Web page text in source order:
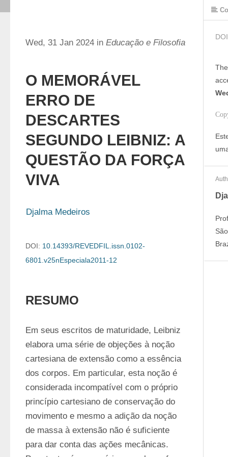
Wed, 31 Jan 2024 in Educação e Filosofia
O MEMORÁVEL
ERRO DE
DESCARTES
SEGUNDO LEIBNIZ: A
QUESTÃO DA FORÇA
VIVA
Djalma Medeiros
DOI: 10.14393/REVEDFIL.issn.0102-
6801.v25nEspeciala2011-12
RESUMO
Em seus escritos de maturidade, Leibniz
elabora uma série de objeções à noção
cartesiana de extensão como a essência
dos corpos. Em particular, esta noção é
considerada incompatível com o próprio
princípio cartesiano de conservação do
movimento e mesmo a adição da noção
de massa à extensão não é suficiente
para dar conta das ações mecânicas.
DOI